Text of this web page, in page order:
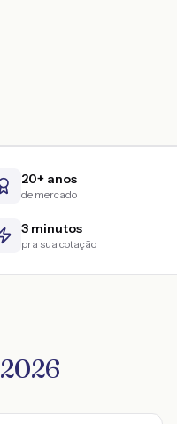
20+ anos
de mercado
3 minutos
pra sua cotação
2026